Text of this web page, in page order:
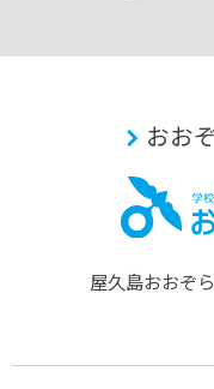
おお
屋久島おおぞ